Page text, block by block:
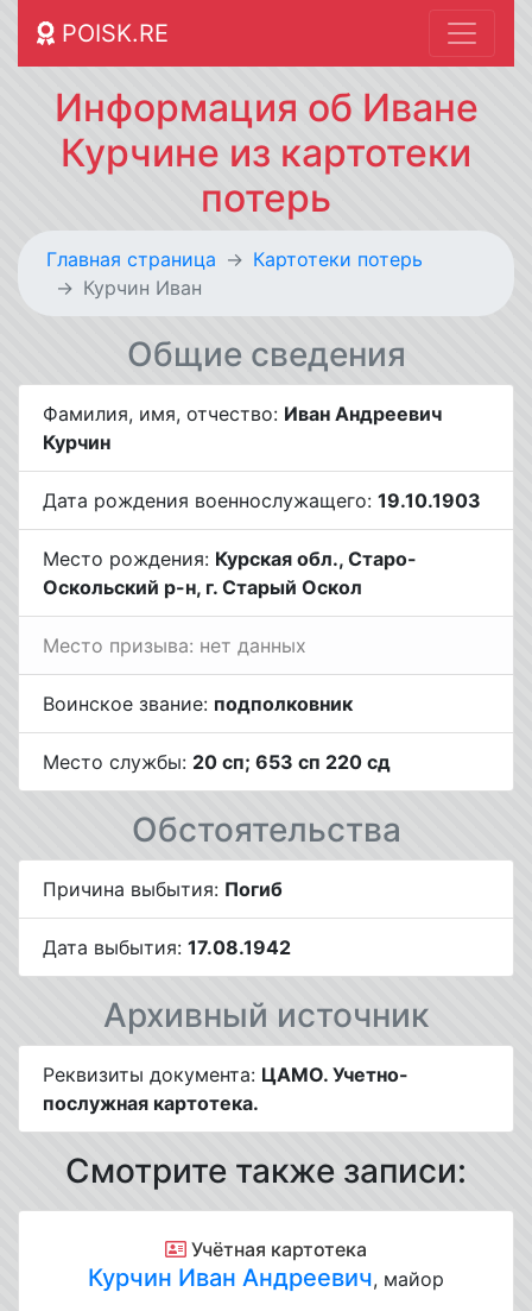
POISK.RE
Информация об Иване
Курчине из картотеки
потерь
Главная страница
Картотеки потерь
Курчин Иван
Общие сведения
Фамилия, имя, отчество: Иван Андреевич
Курчин
Дата рождения военнослужащего: 19.10.1903
Место рождения: Курская обл., Старо-
Оскольский р-н, г. Старый Оскол
Место призыва: нет данных
Воинское звание: подполковник
Место службы: 20 сп; 653 сп 220 сд
Обстоятельства
Причина выбытия: Погиб
Дата выбытия: 17.08.1942
Архивный источник
Реквизиты документа: ЦАМО. Учетно-
послужная картотека.
Смотрите также записи:
Учётная картотека
Курчин Иван Андреевич, майор